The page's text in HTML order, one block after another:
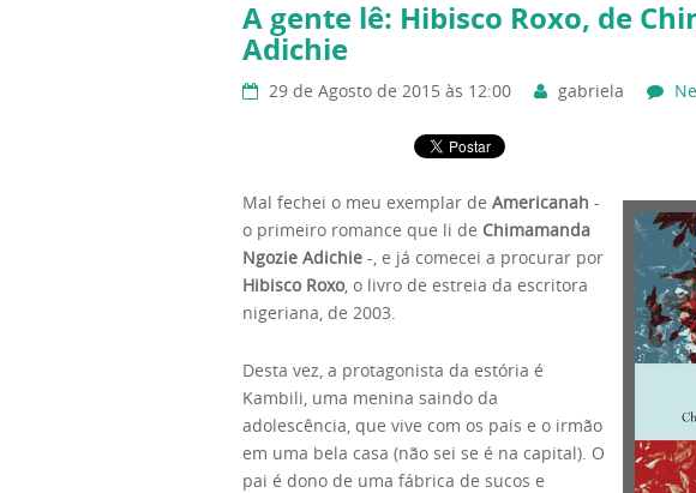
A gente lê: Hibisco Roxo, de
Adichie
29 de Agosto de 2015 às 12:00 gabriela
Mal fechei o meu exemplar de Americanah -
o primeiro romance que li de Chimamanda
Ngozie Adichie -, e já comecei a procurar por
Hibisco Roxo, o livro de estreia da escritora
nigeriana, de 2003.
Desta vez, a protagonista da estória é
Kambili, uma menina saindo da
adolescência, que vive com os pais e o irmão
em uma bela casa (não sei se é na capital). O
pai é dono de uma fábrica de sucos e